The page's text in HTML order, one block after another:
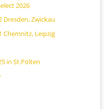
2026
Dresden, Zwickau
Chemnitz, Leipzig
in St.Pölten